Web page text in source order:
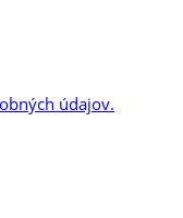
údajov.